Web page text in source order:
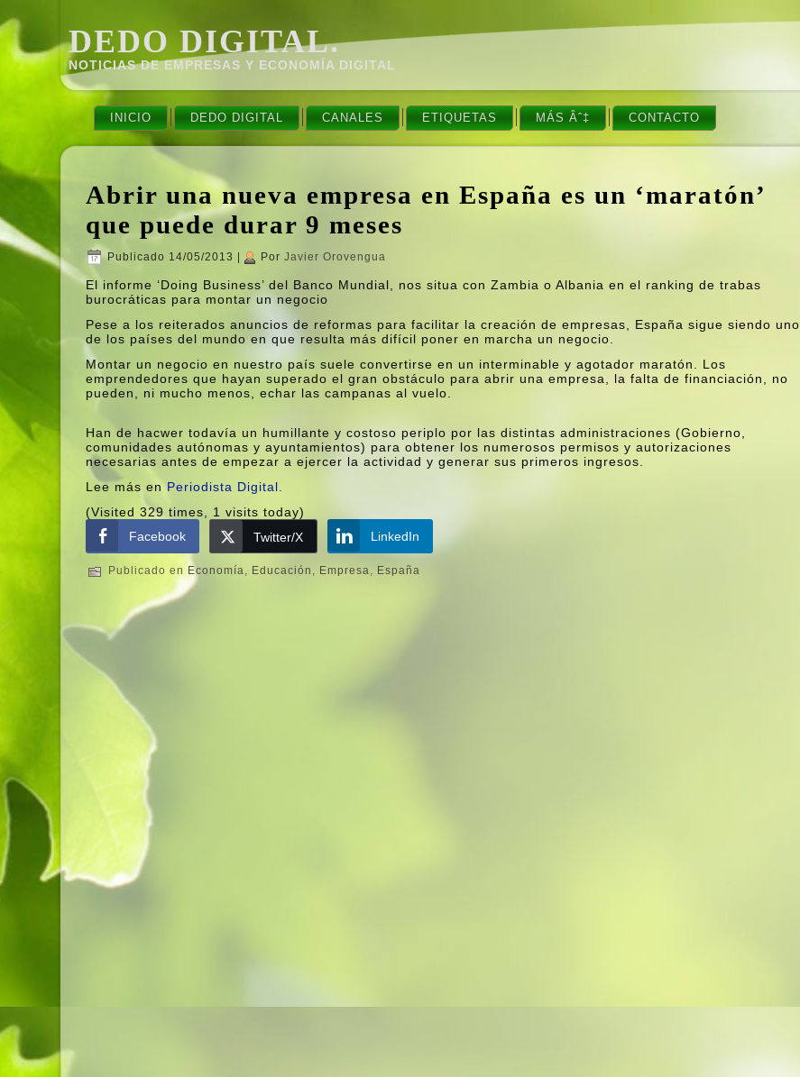
DEDO DIGITAL.
NOTICIAS DE EMPRESAS Y ECONOMÍ­A DIGITAL
INICIO DEDO DIGITAL CANALES ETIQUETAS MÁS Âˆ‡ CONTACTO
Abrir una nueva empresa en España es un ‘maratón’
que puede durar 9 meses
Publicado 14/05/2013 Por Javier Orovengua
El informe ‘Doing Business’ del Banco Mundial, nos situa con Zambia o Albania en el ranking de trabas
burocráticas para montar un negocio
Pese a los reiterados anuncios de reformas para facilitar la creación de empresas, España sigue siendo uno
de los paí­ses del mundo en que resulta más difí­cil poner en marcha un negocio.
Montar un negocio en nuestro paí­s suele convertirse en un interminable y agotador maratón. Los
emprendedores que hayan superado el gran obstáculo para abrir una empresa, la falta de financiación, no
pueden, ni mucho menos, echar las campanas al vuelo.
Han de hacwer todaví­a un humillante y costoso periplo por las distintas administraciones (Gobierno,
comunidades autónomas y ayuntamientos) para obtener los numerosos permisos y autorizaciones
necesarias antes de empezar a ejercer la actividad y generar sus primeros ingresos.
Lee más en Periodista Digital.
(Visited 329 times, 1 visits today)
Facebook
Twitter/X LinkedIn
Publicado en Economí­a, Educación , Empresa, España